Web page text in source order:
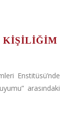
KIŞILIĞIM
Enstitüsü’nde
arasındaki